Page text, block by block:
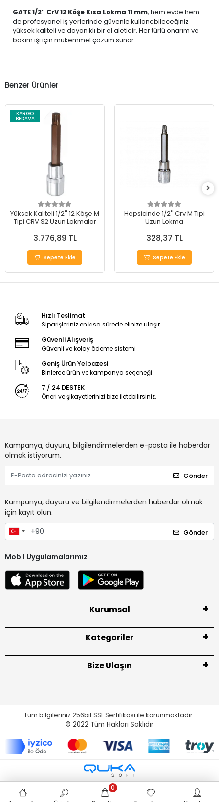
GATE 1/2” CrV 12 Köşe Kısa Lokma 11 mm, hem evde hem
de profesyonel iş yerlerinde güvenle kullanabileceğiniz
yüksek kaliteli ve dayanıklı bir el aletidir. Her türlü onarım ve
bakım işi için mükemmel çözüm sunar.
Benzer Ürünler
KARGO
BEDAVA
Yüksek Kaliteli 1/2'' 12 Köşe M
Tipi CRV S2 Uzun Lokmalar
3.776,89 TL
Sepete Ekle
Hepsicinde 1/2'' Crv M Tipi
Uzun Lokma
328,37 TL
Sepete Ekle
Hızlı Teslimat
Siparişleriniz en kısa sürede elinize ulaşır.
Güvenli Alışveriş
Güvenli ve kolay ödeme sistemi
Geniş Ürün Yelpazesi
Binlerce ürün ve kampanya seçeneği
7 / 24 DESTEK
Öneri ve şikayetlerinizi bize iletebilirsiniz.
Kampanya, duyuru, bilgilendirmelerden e-posta ile haberdar
olmak istiyorum.
Gönder
Kampanya, duyuru ve bilgilendirmelerden haberdar olmak
için kayıt olun.
Gönder
Mobil Uygulamalarımız
Kurumsal
Kategoriler
Bize Ulaşın
Tüm bilgileriniz 256bit SSL Sertifikası ile korunmaktadır.
© 2022 Tüm Hakları Saklıdır
0